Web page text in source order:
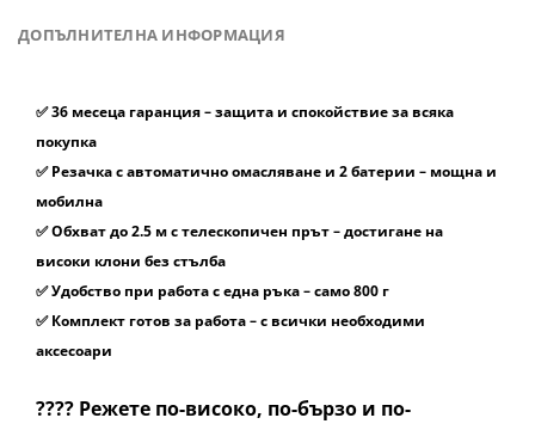
ДОПЪЛНИТЕЛНА ИНФОРМАЦИЯ
✅36 месеца гаранция– защита и спокойствие за всяка
покупка
✅Резачка с автоматично омасляване и 2 батерии – мощна и
мобилна
✅Обхват до 2.5 м с телескопичен прът– достигане на
високи клони без стълба
✅Удобство при работа с една ръка– само 800 г
✅Комплект готов за работа– с всички необходими
аксесоари
???? Режете по-високо, по-бързо и по-